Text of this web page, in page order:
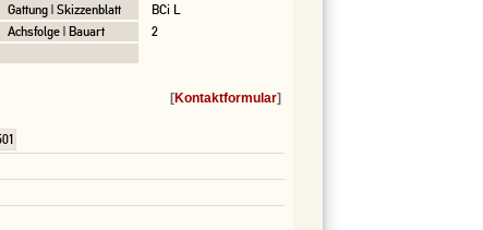
Gattung | Skizzenblatt
BCi L
Achsfolge | Bauart
2
[Kontaktformular]